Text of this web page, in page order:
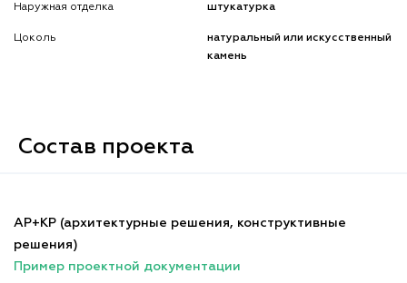
Наружная отделка штукатурка
Цоколь
натуральный или искусственный
камень
Состав проекта
АР+КР (архитектурные решения, конструктивные
решения)
Пример проектной документации